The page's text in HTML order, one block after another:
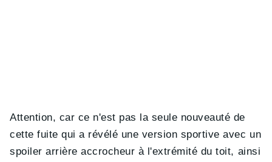
Attention, car ce n'est pas la seule nouveauté de
cette fuite qui a révélé une version sportive avec un
spoiler arrière accrocheur à l'extrémité du toit, ainsi